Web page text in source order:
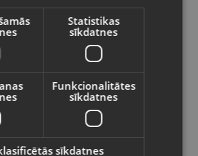
Z (STK-LX1) 64GB
Latvian
Statistikas
sīkdatnes
Funkcionalitātes
sīkdatnes
sīkdatnes